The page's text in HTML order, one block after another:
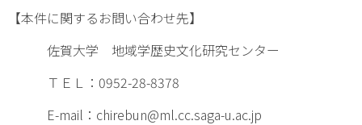
【本件に関するお問い合わせ先】
佐賀大学 地域学歴史文化研究センター
ＴＥＬ：0952-28-8378
E-mail： chirebun@ml.cc.saga-u.ac.jp